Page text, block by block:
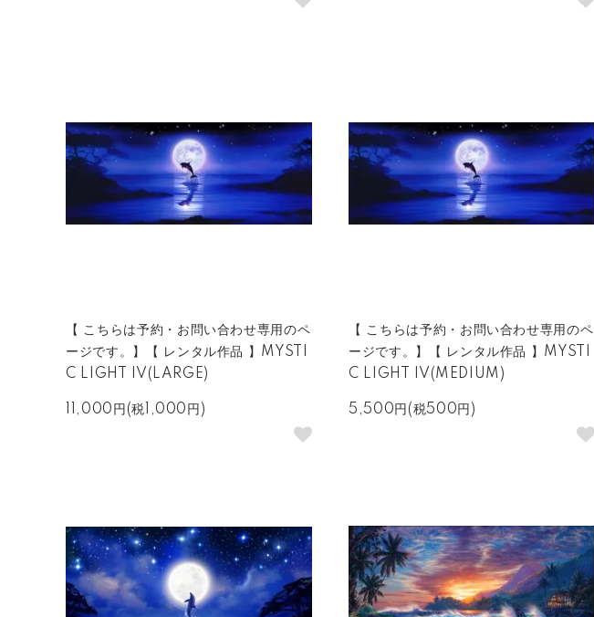
【 こちらは予約・お問い合わせ専用のペ
ージです。】【 レンタル作品 】MYSTI
C LIGHT IV(LARGE)
11,000円(税1,000円)
【 こちらは予約・お問い合わせ専用のペ
ージです。】【 レンタル作品 】MYSTI
C LIGHT IV(MEDIUM)
5,500円(税500円)